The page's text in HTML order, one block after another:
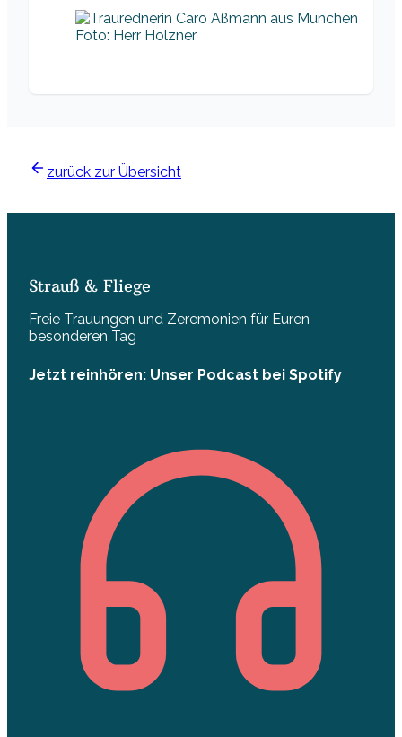
Foto: Herr Holzner
zurück zur Übersicht
Strauß & Fliege
Freie Trauungen und Zeremonien für Euren
besonderen Tag
Jetzt reinhören: Unser Podcast bei Spotify